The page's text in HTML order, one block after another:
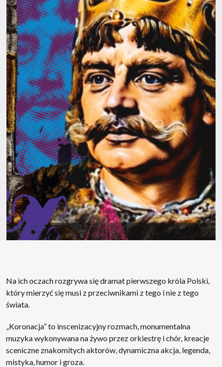
Na ich oczach rozgrywa się dramat pierwszego króla Polski,
który mierzyć się musi z przeciwnikami z tego i nie z tego
świata.
„Koronacja” to inscenizacyjny rozmach, monumentalna
muzyka wykonywana na żywo przez orkiestrę i chór, kreacje
sceniczne znakomitych aktorów, dynamiczna akcja, legenda,
mistyka, humor i groza.